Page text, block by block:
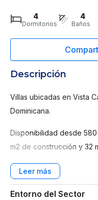
4
Dormitorios
4
Baños
Descripción
Villas ubicadas en Vista
Dominicana.
Disponibilidad desde
m2 de construcción y 32
Características:
2 niveles.
Entorno del Sector